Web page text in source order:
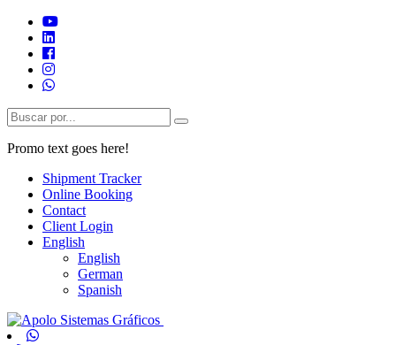
Promo text goes here!
Shipment Tracker
Online Booking
Contact
Client Login
English
English
German
Spanish